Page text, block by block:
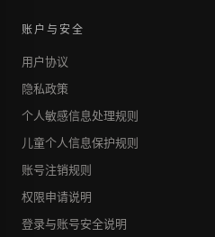
账户与安全
用户协议
隐私政策
个人敏感信息处理规则
儿童个人信息保护规则
账号注销规则
权限申请说明
登录与账号安全说明